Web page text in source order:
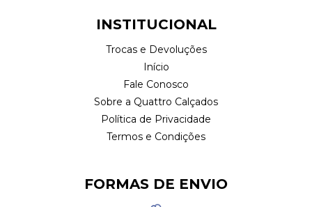
INSTITUCIONAL
Trocas e Devoluções
Início
Fale Conosco
Sobre a Quattro Calçados
Política de Privacidade
Termos e Condições
FORMAS DE ENVIO